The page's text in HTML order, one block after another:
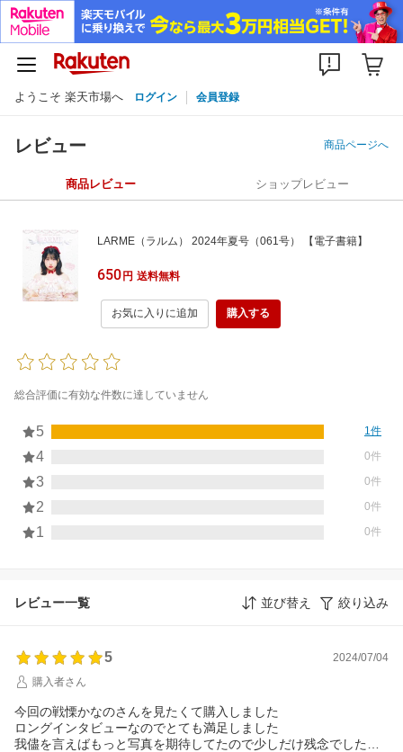
ようこそ 楽天市場へ ログイン 会員登録
レビュー 商品ページへ
商品レビュー ショップレビュー
LARME（ラルム） 2024年夏号（061号） 【電子書籍】
650円 送料無料
お気に入りに追加 購入する
総合評価に有効な件数に達していません
5 1件
4 0件
3 0件
2 0件
1 0件
レビュー一覧 並び替え 絞り込み
5
2024/07/04
購入者さん
今回の戦慄かなのさんを見たくて購入しました
ロングインタビューなのでとても満足しました
我儘を言えばもっと写真を期待してたので少しだけ残念でした